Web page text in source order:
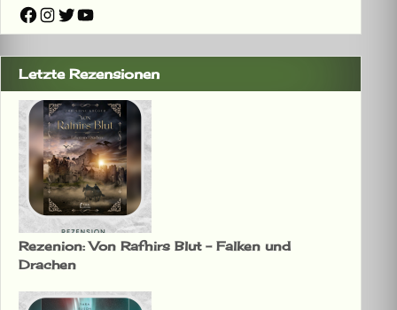
Facebook
Instagram
Twitter
YouTube
Letzte Rezensionen
Rezenion: Von Rafnirs Blut – Falken und
Drachen